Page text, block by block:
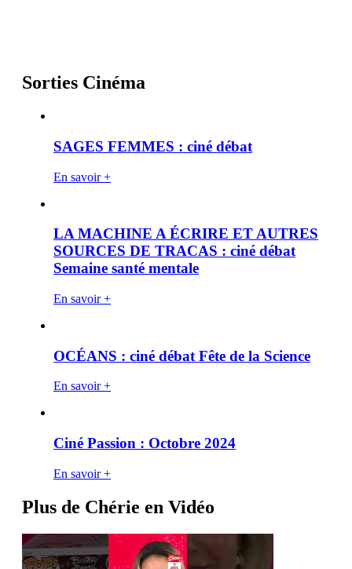
Sorties Cinéma
SAGES FEMMES : ciné débat
En savoir +
LA MACHINE A ÉCRIRE ET AUTRES
SOURCES DE TRACAS : ciné débat
Semaine santé mentale
En savoir +
OCÉANS : ciné débat Fête de la Science
En savoir +
Ciné Passion : Octobre 2024
En savoir +
Plus de Chérie en Vidéo